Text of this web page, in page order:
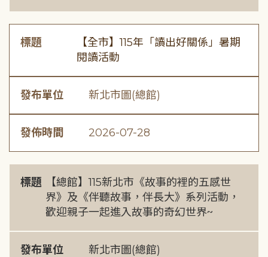
標題
【全市】115年「讀出好關係」暑期
閱讀活動
發布單位 新北市圖(總館)
發佈時間 2026-07-28
標題
【總館】115新北市《故事的裡的五感世
界》及《伴聽故事，伴長大》系列活動，
歡迎親子一起進入故事的奇幻世界~
發布單位 新北市圖(總館)